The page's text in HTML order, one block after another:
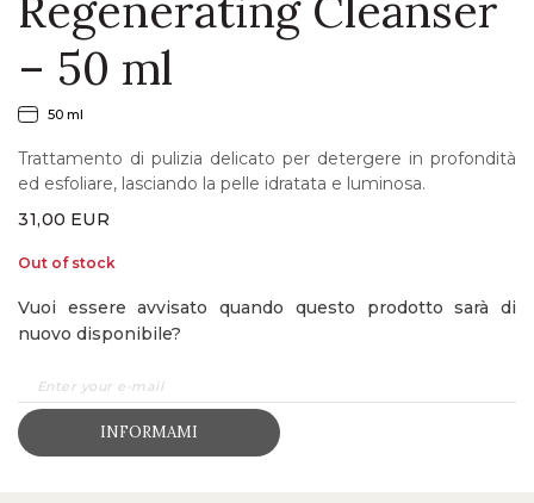
– 50 ml
50 ml
Trattamento di pulizia delicato per detergere in profondità
ed esfoliare, lasciando la pelle idratata e luminosa.
31,00 EUR
Out of stock
Vuoi essere avvisato quando questo prodotto sarà di
nuovo disponibile?
INFORMAMI